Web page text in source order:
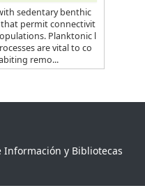
sedentary benthic
permit connectivit
Planktonic l
are vital to co
remo...
Información y Bibliotecas